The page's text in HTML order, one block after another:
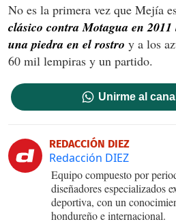
No es la primera vez que Mejía
clásico contra Motagua en
una piedra en el rostro y a los
60 mil lempiras y un partido.
Unirme al
REDACCIÓN DIEZ
Redacción DIEZ
Equipo compuesto por
diseñadores especializados
deportiva, con un
hondureño e internacional.